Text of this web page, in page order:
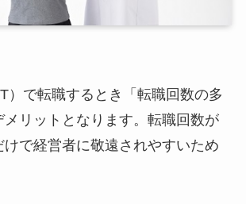
）で転職するとき「転職回数の多
メリットとなります。転職回数が
けで経営者に敬遠されやすいため